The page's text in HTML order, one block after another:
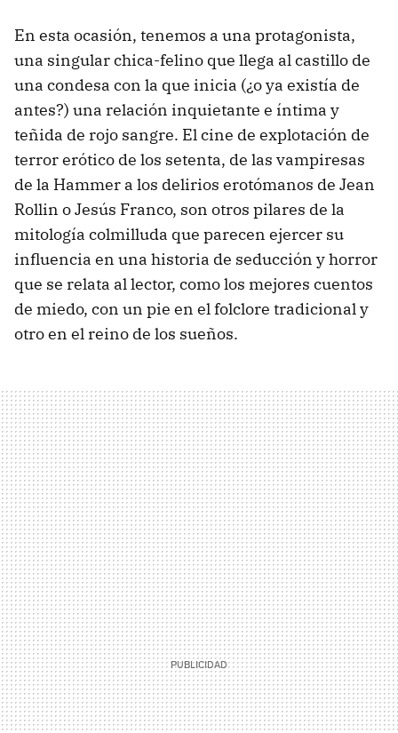
En esta ocasión, tenemos a una protagonista,
una singular chica-felino que llega al castillo de
una condesa con la que inicia (¿o ya existía de
antes?) una relación inquietante e íntima y
teñida de rojo sangre. El cine de explotación de
terror erótico de los setenta, de las vampiresas
de la Hammer a los delirios erotómanos de Jean
Rollin o Jesús Franco, son otros pilares de la
mitología colmilluda que parecen ejercer su
influencia en una historia de seducción y horror
que se relata al lector, como los mejores cuentos
de miedo, con un pie en el folclore tradicional y
otro en el reino de los sueños.